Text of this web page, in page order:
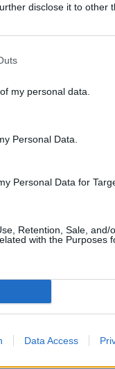
disclose it to other
my personal data.
Personal Data.
Personal Data for
Retention, Sale, and/
with the Purposes
Data Access